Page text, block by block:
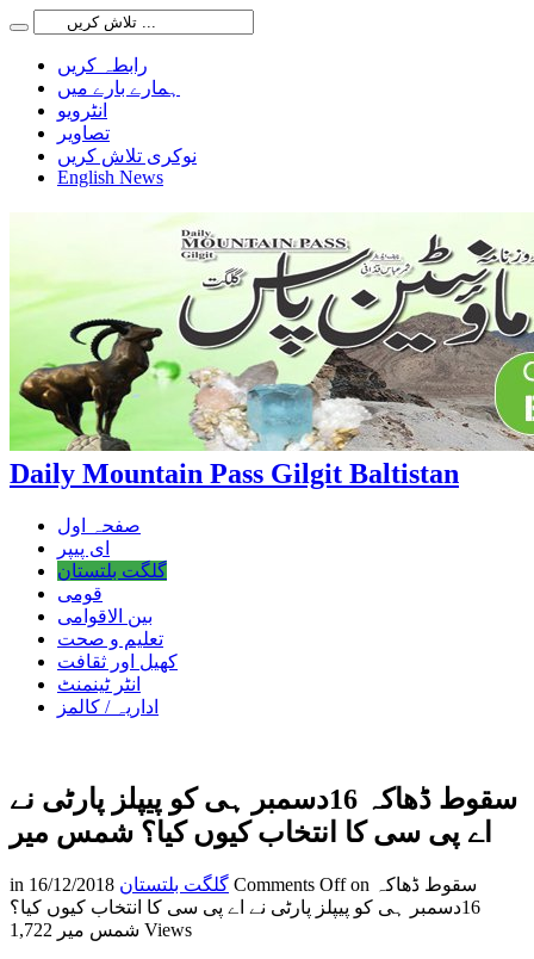
رابطہ کریں
ہمارے بارے میں
انٹرویو
تصاویر
نوکری تلاش کریں
English News
Daily Mountain Pass Gilgit Baltistan
صفحہ اول
ای پیپر
گلگت بلتستان
قومی
بین الاقوامی
تعلیم و صحت
کھیل اور ثقافت
انٹر ٹینمنٹ
اداریہ / کالمز
سقوط ڈھاکہ 16دسمبر ہی کو پیپلز پارٹی نے
اے پی سی کا انتخاب کیوں کیا؟ شمس میر
in گلگت بلتستان 16/12/2018 Comments Offon سقوط ڈھاکہ
16دسمبر ہی کو پیپلز پارٹی نے اے پی سی کا انتخاب کیوں کیا؟
شمس میر 1,722 Views